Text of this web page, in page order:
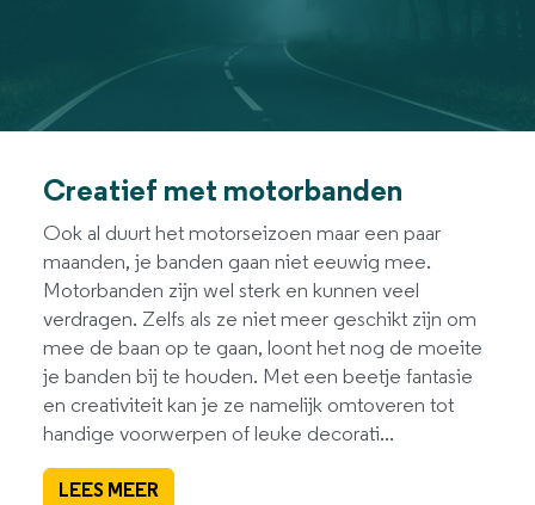
Creatief met motorbanden
Ook al duurt het motorseizoen maar een paar
maanden, je banden gaan niet eeuwig mee.
Motorbanden zijn wel sterk en kunnen veel
verdragen. Zelfs als ze niet meer geschikt zijn om
mee de baan op te gaan, loont het nog de moeite
je banden bij te houden. Met een beetje fantasie
en creativiteit kan je ze namelijk omtoveren tot
handige voorwerpen of leuke decorati...
LEES MEER